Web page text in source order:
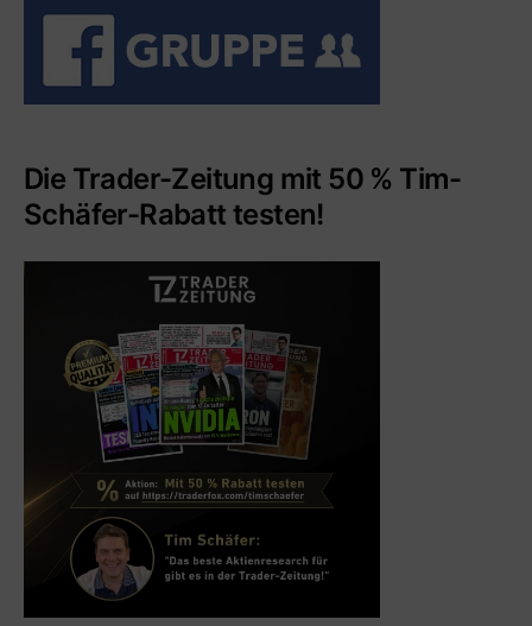
Die Trader-Zeitung mit 50 % Tim-
Schäfer-Rabatt testen!